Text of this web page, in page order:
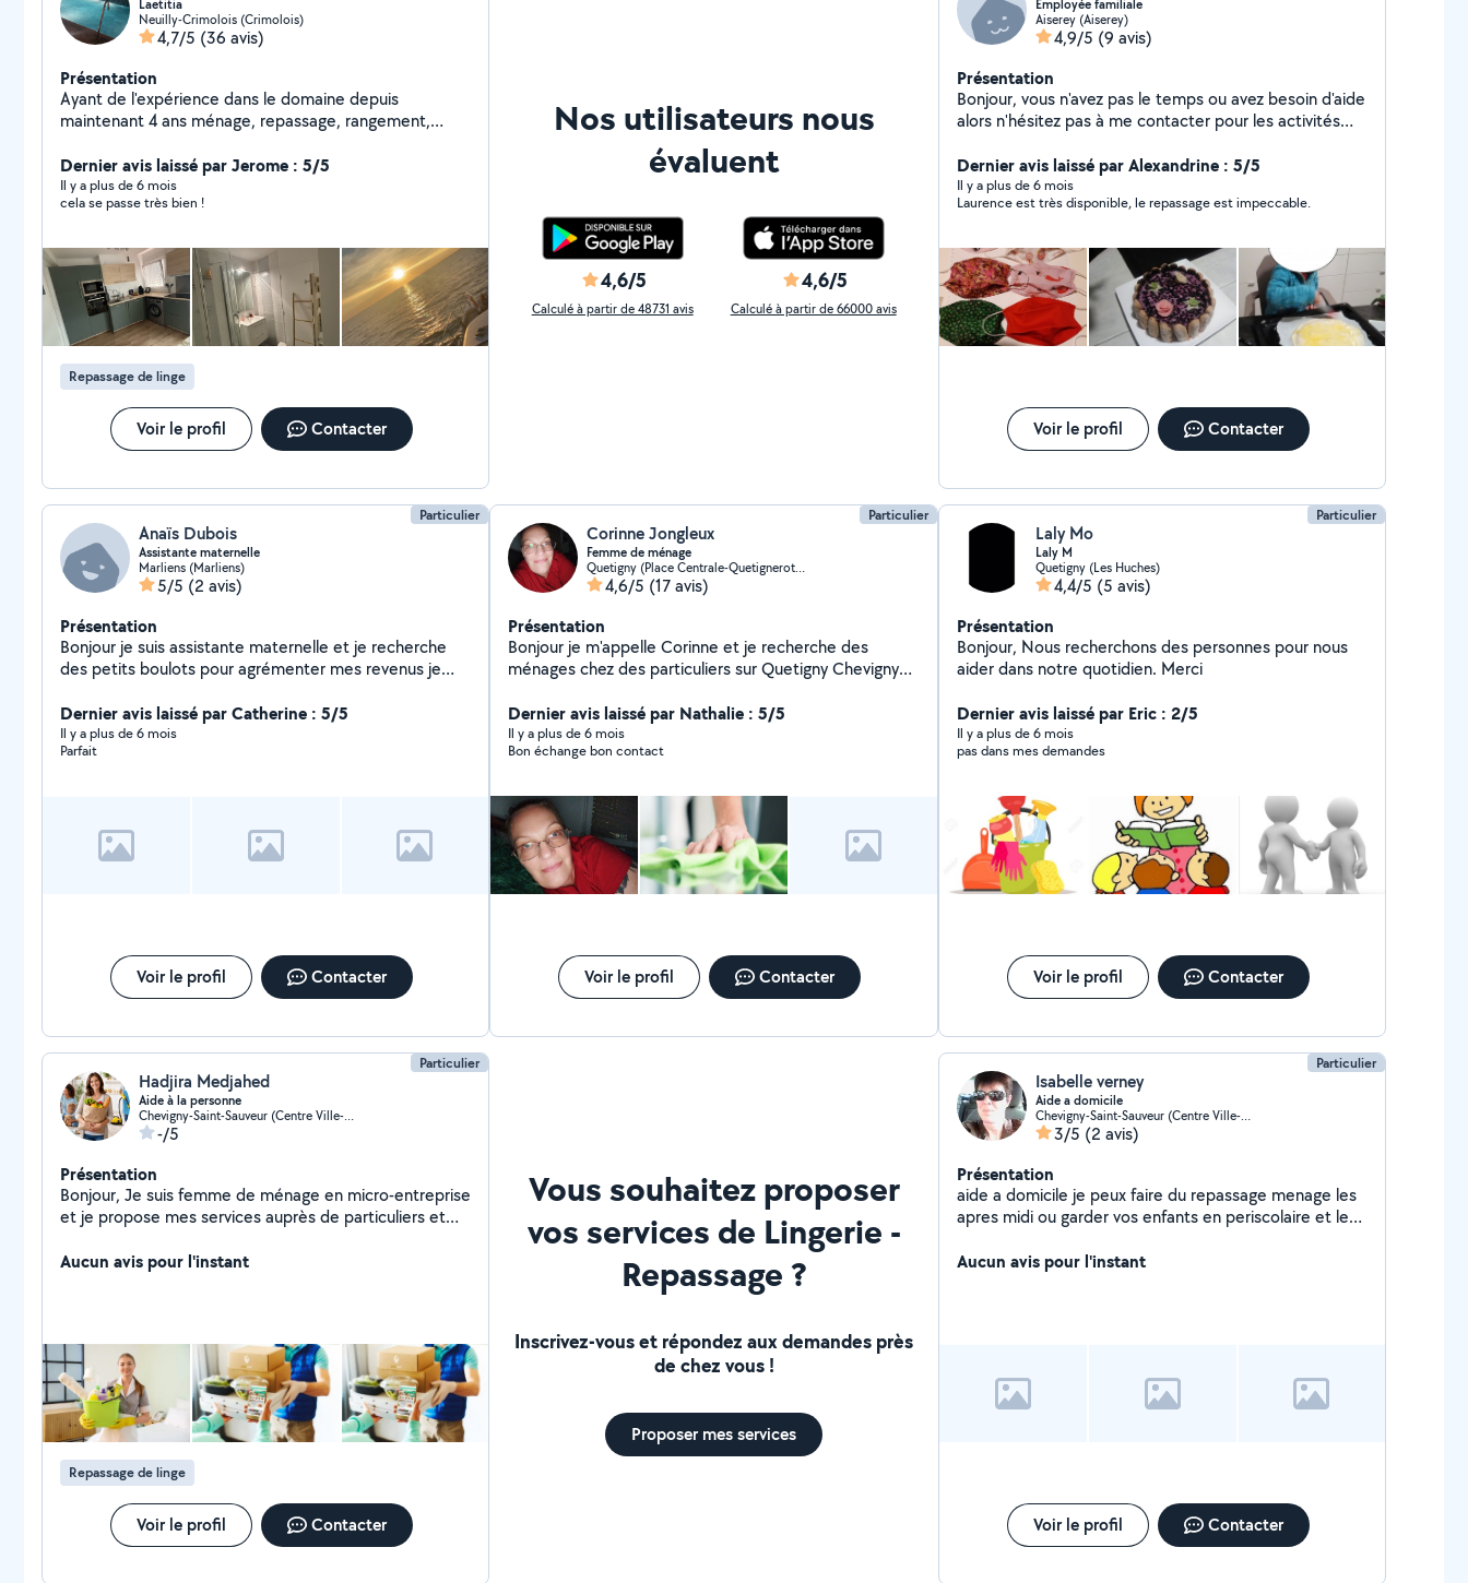
Laetitia
Neuilly-Crimolois (Crimolois)
4,7/5 (36 avis)
Présentation
Ayant de l'expérience dans le domaine depuis
maintenant 4 ans ménage, repassage, rangement,
sérieuse et professionnelle, dynamique et organiser.
Travail soigner. Je fait également du repassage à mon
domicile . Je m'adapte à votre demande. N'hésiter pas
restante. À très bientôt.
Dernier avis laissé par Jerome : 5/5
Il y a plus de 6 mois
cela se passe très bien !
Repassage de linge
Voir le profil Contacter
Nos utilisateurs nous
évaluent
4,6/5
Calculé à partir de 48731 avis
4,6/5
Calculé à partir de 66000 avis
Employée familiale
Aiserey (Aiserey)
4,9/5 (9 avis)
Présentation
Bonjour, vous n'avez pas le temps ou avez besoin d'aide
alors n'hésitez pas à me contacter pour les activités
d'enfant, repassage, couture, organisation de votre
intérieur, visite de vos animaux pendant votre
absence). Je tiens à préciser que je ne fais pas
Dernier avis laissé par Alexandrine : 5/5
Il y a plus de 6 mois
Laurence est très disponible, le repassage est impeccable.
Voir le profil Contacter
Particulier
Anaïs Dubois
Assistante maternelle
Marliens (Marliens)
5/5 (2 avis)
Présentation
Bonjour je suis assistante maternelle et je recherche
des petits boulots pour agrémenter mes revenus je
courses... n'hésitez pas à me contacter
Dernier avis laissé par Catherine : 5/5
Il y a plus de 6 mois
Parfait
Voir le profil Contacter
Particulier
Corinne Jongleux
Femme de ménage
Quetigny (Place Centrale-Quetignerots-Pre Bourgeot)
4,6/5 (17 avis)
Présentation
Bonjour je m'appelle Corinne et je recherche des
ménages chez des particuliers sur Quetigny Chevigny
vous remercie par avance Cordialement Corinne
Dernier avis laissé par Nathalie : 5/5
Il y a plus de 6 mois
Bon échange bon contact
Voir le profil Contacter
Particulier
Laly Mo
Laly M
Quetigny (Les Huches)
4,4/5 (5 avis)
Présentation
Bonjour, Nous recherchons des personnes pour nous
aider dans notre quotidien. Merci
Dernier avis laissé par Eric : 2/5
Il y a plus de 6 mois
pas dans mes demandes
Voir le profil Contacter
Particulier
Hadjira Medjahed
Aide à la personne
Chevigny-Saint-Sauveur (Centre Ville-Clos St-Sauveur)
-/5
Présentation
Bonjour, Je suis femme de ménage en micro-entreprise
et je propose mes services auprès de particuliers et
ou ponctuel * nettoyage complet (cuisine, salle de
(médical, esthétique) * entretien des parties
communes * remise en état (fin de chantier ou après
travaux) Sérieuse, ponctuelle et discrète, je réalise un
travail soigné et adapté à vos besoins. Disponible sur
Dijon et alentours intervention rapide possible. Devis
Aucun avis pour l'instant
Repassage de linge
Voir le profil Contacter
Vous souhaitez proposer
vos services de Lingerie -
Repassage ?
Inscrivez-vous et répondez aux demandes près
de chez vous !
Proposer mes services
Particulier
Isabelle verney
Aide a domicile
Chevigny-Saint-Sauveur (Centre Ville-Clos St-Sauveur)
3/5 (2 avis)
Présentation
aide a domicile je peux faire du repassage menage les
apres midi ou garder vos enfants en periscolaire et les
professionnelle.
Aucun avis pour l'instant
Voir le profil Contacter